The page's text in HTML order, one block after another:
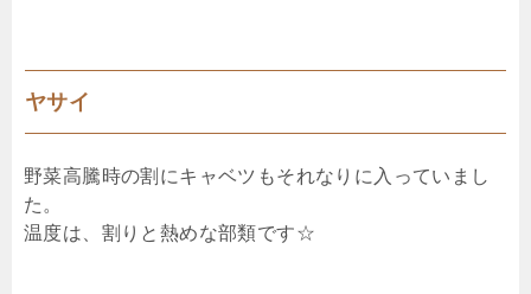
ヤサイ
野菜高騰時の割にキャベツもそれなりに入っていまし
た。
温度は、割りと熱めな部類です☆